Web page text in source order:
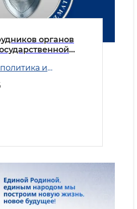
органов
и